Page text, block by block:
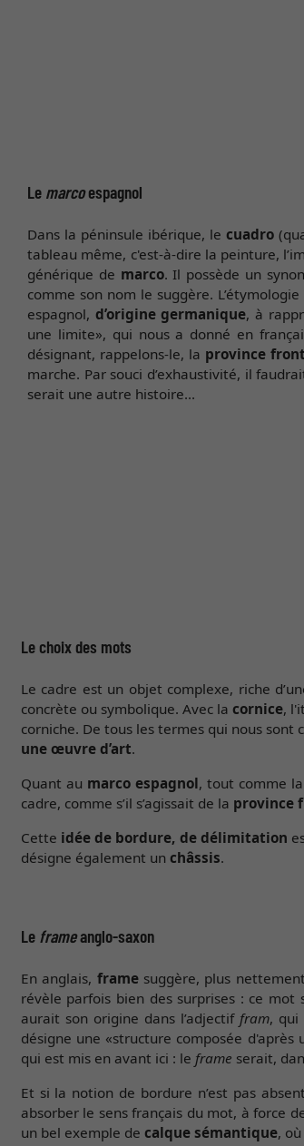
Le marcoespagnol
Dans la péninsule ibérique, lecuadro
tableau même, c'est-à-dire la peinture,
générique de marco. Il possède un
comme son nom le suggère.
espagnol, d’origine germanique, à
une limite», qui nous a donné en
désignant, rappelons-le, la province
marche. Par souci d’exhaustivité, il
serait une autre histoire...
Le choix des mots
Le cadre est un objet complexe, riche
concrète ou symbolique. Avec la cornice,
corniche. De tous les termes qui nous sont
une œuvre d’art.
Quant au marco espagnol, tout comme
cadre, comme s’il s’agissait de la province
Cette idée de bordure, de délimitation
désigne également un châssis.
Le frameanglo-saxon
En anglais, framesuggère, plus
révèle parfois bien des surprises : ce
aurait son origine dans l’adjectif fram, qui
désigne une «structure composée d'après
qui est mis en avant ici : le frame serait,
Et si la notion de bordure n’est pas
absorber le sens français du mot, à force
un bel exemple de calque sémantique,